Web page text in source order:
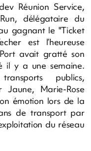
Réunion Service,
délégataire du
gagnant le "Ticket
est l’heureuse
avait gratté son
il y a une semaine.
publics,
Jaune, Marie-Rose
émotion lors de la
de transport par
du réseau